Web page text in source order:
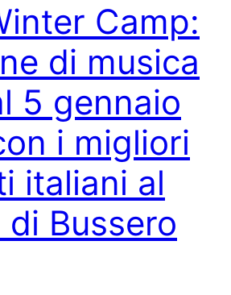
Camp:
di musica
5 gennaio
i migliori
italiani al
di Bussero